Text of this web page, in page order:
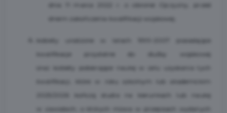
dnia 11 marca 2022 r. o obronie Ojczyzny, przed
dniem zakończenia kwalifikacji wojskowej;
kobiety urodzone w latach 1999-2007 posiadające
kwalifikacje przydatne do służby wojskowej
oraz kobiety pobierające naukę w celu uzyskania tych
kwalifikacji, które w roku szkolnym lub akademickim
2025/2026 kończą studia na kierunkach lub naukę
w zawodach, o których mowa w przepisach wydanych